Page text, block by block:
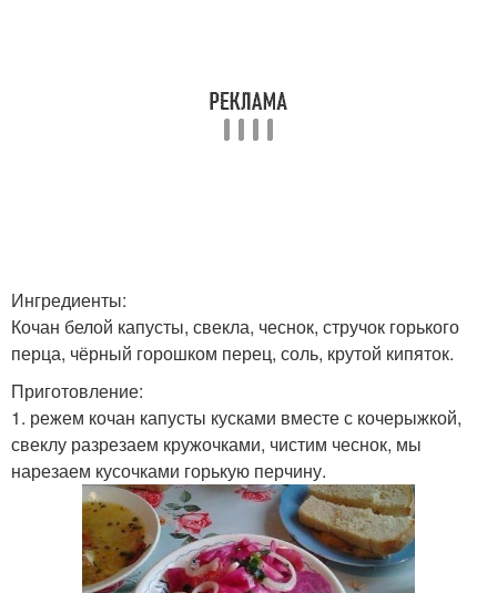
Ингредиенты:
Кочан белой капусты, свекла, чеснок, стручок горького
перца, чёрный горошком перец, соль, крутой кипяток.
Приготовление:
1. режем кочан капусты кусками вместе с кочерыжкой,
свеклу разрезаем кружочками, чистим чеснок, мы
нарезаем кусочками горькую перчину.